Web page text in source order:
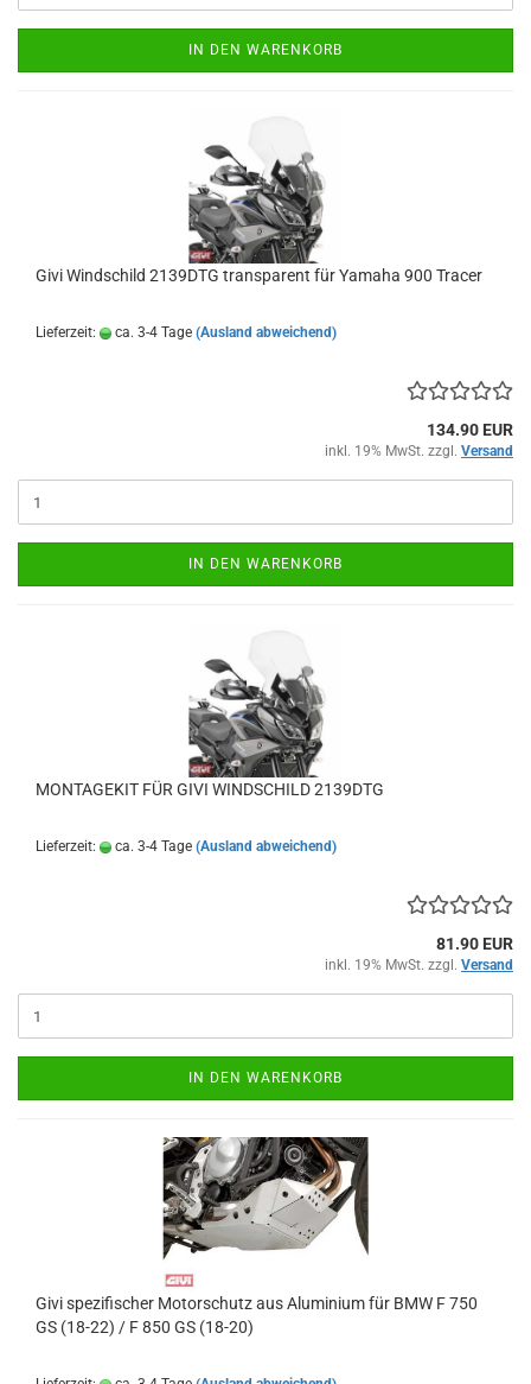
IN DEN WARENKORB
Givi Windschild 2139DTG transparent für Yamaha 900 Tracer
Lieferzeit: ca. 3-4 Tage (Ausland abweichend)
134.90 EUR
inkl. 19% MwSt. zzgl. Versand
IN DEN WARENKORB
MONTAGEKIT FÜR GIVI WINDSCHILD 2139DTG
Lieferzeit: ca. 3-4 Tage (Ausland abweichend)
81.90 EUR
inkl. 19% MwSt. zzgl. Versand
IN DEN WARENKORB
Givi spezifischer Motorschutz aus Aluminium für BMW F 750
GS (18-22) / F 850 GS (18-20)